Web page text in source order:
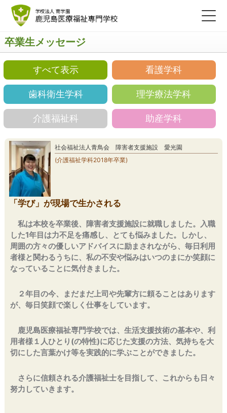
卒業生メッセージ
すべて表示 看護学科
歯科衛生学科 理学療法学科
介護福祉科 助産学科
社会福祉法人青鳥会 障害者支援施設 愛光園
(介護福祉学科2018年卒業)
「学び」が現場で生かされる
私は本校を卒業後、障害者支援施設に就職しました。入職
した1年目は力不足を痛感し、とても悩みました。しかし、
周囲の方々の優しいアドバイスに励まされながら、毎日利用
者様と関わるうちに、私の不安や悩みはいつのまにか笑顔に
なっていることに気付きました。
２年目の今、まだまだ上司や先輩方に頼ることはあります
が、毎日笑顔で楽しく仕事をしています。
鹿児島医療福祉専門学校では、生活支援技術の基本や、利
用者様１人ひとり(の特性)に応じた支援の方法、気持ちを大
切にした言葉かけ等を実践的に学ぶことができました。
さらに信頼される介護福祉士を目指して、これからも日々
努力していきます。